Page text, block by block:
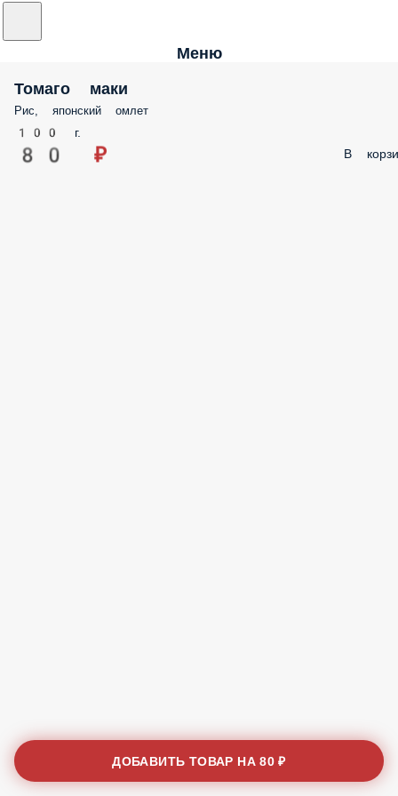
Меню
Томаго маки
Рис, японский омлет
100 г.
80 ₽ В
ДОБАВИТЬ ТОВАР НА80 ₽